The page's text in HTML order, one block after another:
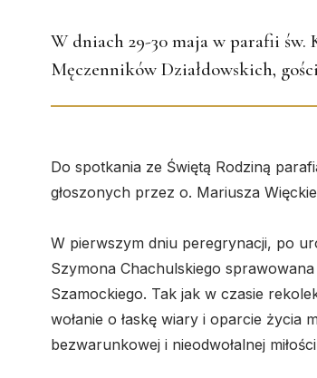
W dniach 29-30 maja w parafii
Męczenników Działdowskich,
Do spotkania ze Świętą Rodziną
głoszonych przez o. Mariusza
W pierwszym dniu peregrynacji, po
Szymona Chachulskiego
Szamockiego. Tak jak w czasie
wołanie o łaskę wiary i oparcie życia
bezwarunkowej i nieodwołalnej